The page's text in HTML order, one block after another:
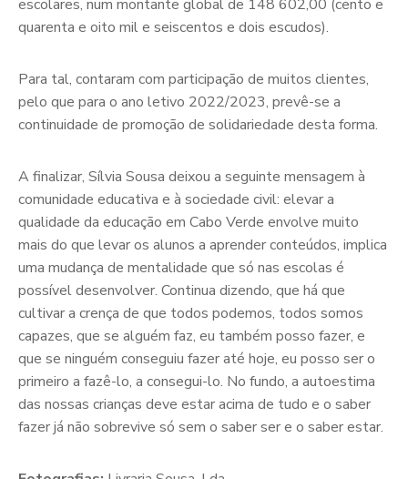
escolares, num montante global de 148 602,00 (cento e
quarenta e oito mil e seiscentos e dois escudos).
Para tal, contaram com participação de muitos clientes,
pelo que para o ano letivo 2022/2023, prevê-se a
continuidade de promoção de solidariedade desta forma.
A finalizar, Sílvia Sousa deixou a seguinte mensagem à
comunidade educativa e à sociedade civil: elevar a
qualidade da educação em Cabo Verde envolve muito
mais do que levar os alunos a aprender conteúdos, implica
uma mudança de mentalidade que só nas escolas é
possível desenvolver. Continua dizendo, que há que
cultivar a crença de que todos podemos, todos somos
capazes, que se alguém faz, eu também posso fazer, e
que se ninguém conseguiu fazer até hoje, eu posso ser o
primeiro a fazê-lo, a consegui-lo. No fundo, a autoestima
das nossas crianças deve estar acima de tudo e o saber
fazer já não sobrevive só sem o saber ser e o saber estar.